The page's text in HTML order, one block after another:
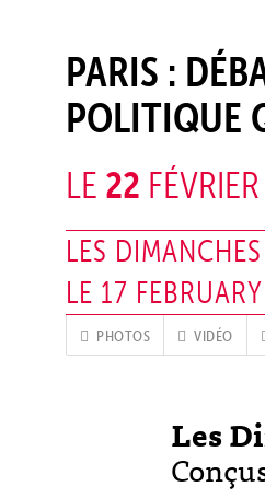
PARIS :
POLITIQUE
LE 22 FÉVRIER
LES
LE 17
PHOTOS VIDÉO
Les